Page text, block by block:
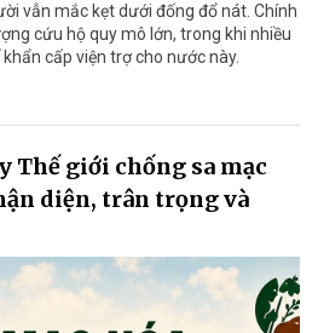
vẫn mắc kẹt dưới đống đổ nát. Chính
cứu hộ quy mô lớn, trong khi nhiều
cấp viện trợ cho nước này.
Thế giới chống sa mạc
diện, trân trọng và